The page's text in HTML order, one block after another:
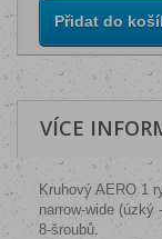
Přidat do
VÍCE
Kruhový AERO 1
narrow-wide
8-šroubů.